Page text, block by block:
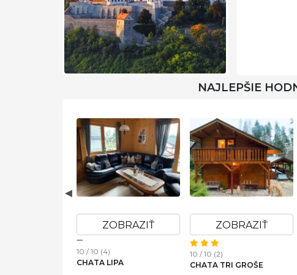
NAJLEPŠIE
ZOBRAZIŤ
10 / 10 (4)
CHATA LIPA
ZOBRAZIŤ
10 / 10 (2)
CHATA TRI GROŠE